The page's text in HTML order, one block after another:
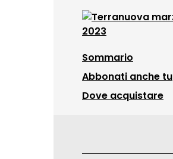
Sommario
Abbonati anche tu
Dove acquistare